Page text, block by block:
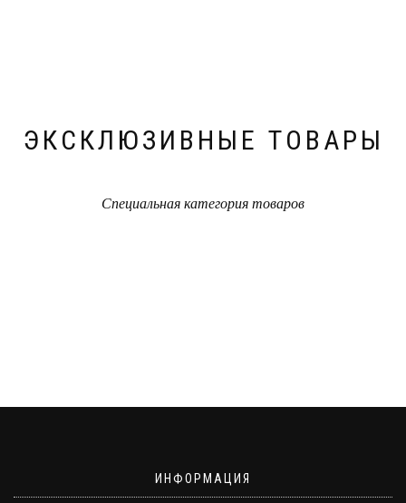
ЭКСКЛЮЗИВНЫЕ ТОВАРЫ
Специальная категория товаров
ИНФОРМАЦИЯ